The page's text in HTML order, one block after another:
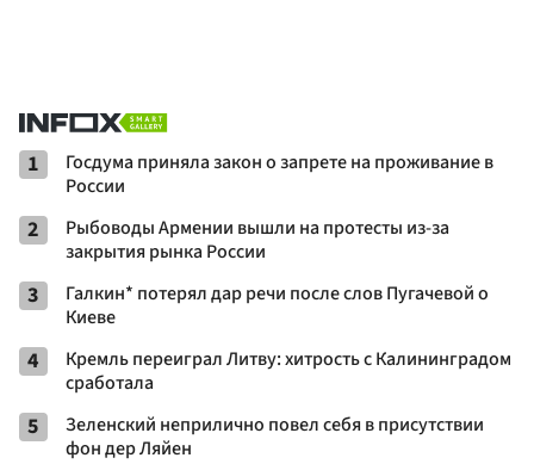
1
Госдума приняла закон о запрете на проживание в
России
2
Рыбоводы Армении вышли на протесты из-за
закрытия рынка России
3
Галкин* потерял дар речи после слов Пугачевой о
Киеве
4
Кремль переиграл Литву: хитрость с Калининградом
сработала
5
Зеленский неприлично повел cебя в присутствии
фон дер Ляйен